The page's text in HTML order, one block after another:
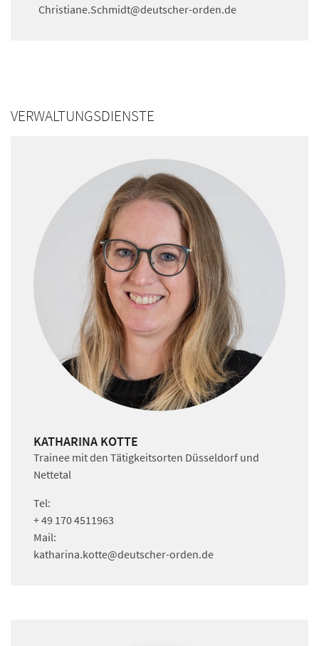
Christiane.Schmidt@deutscher-orden.de
VERWALTUNGSDIENSTE
KATHARINA KOTTE
Trainee mit den Tätigkeitsorten Düsseldorf und
Nettetal
Tel:
+ 49 170 4511963
Mail:
katharina.kotte@deutscher-orden.de